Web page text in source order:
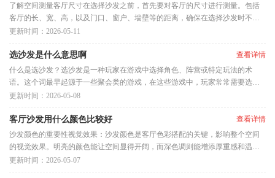
了解空间测量客厅尺寸在选择沙发之前，首先要对客厅的尺寸进行测量。包括
客厅的长、宽、高，以及门口、窗户、墙壁等的距离，确保在选择沙发时不会
出现拥挤的现象。考虑空间布
更新时间：2026-05-11
选沙发是什么意思啊
查看详情
什么是选沙发？选沙发是一种玩家在游戏中选择角色、阵营或特定玩法的术
语。这个词最早起源于一些聚会类的游戏，在这些游戏中，玩家常常需要选择
一个角色或一个位置来参与互动
更新时间：2026-05-08
客厅沙发用什么颜色比较好
查看详情
沙发颜色的重要性视觉效果：沙发颜色是客厅色彩搭配的关键，影响整个空间
的视觉效果。明亮的颜色能让空间显得开阔，而深色调则能增添厚重感和温暖
感。心理感受：不同颜色对人
更新时间：2026-05-07